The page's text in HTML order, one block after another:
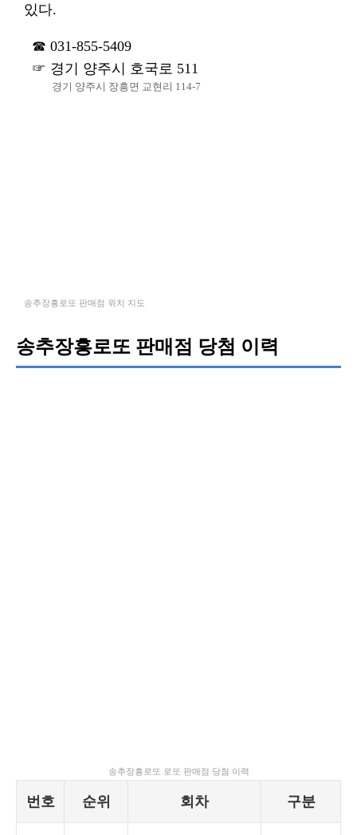
있다.
031-855-5409
경기 양주시 호국로 511
경기 양주시 장흥면 교현리 114-7
송추장흥로또 판매점 위치 지도
송추장흥로또 판매점 당첨 이력
송추장흥로또 로또 판매점 당첨 이력
번호 순위 회차 구분